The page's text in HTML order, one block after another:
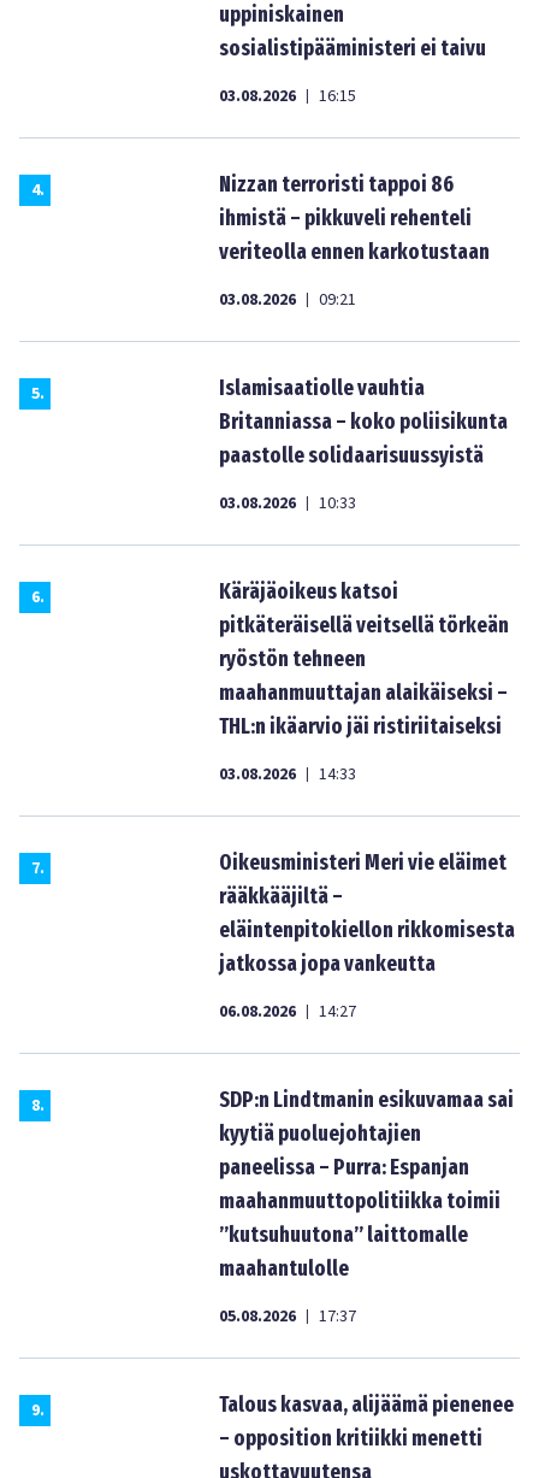
uppiniskainen
sosialistipääministeri ei taivu
03.08.2026 | 16:15
4.
Nizzan terroristi tappoi 86
ihmistä – pikkuveli rehenteli
veriteolla ennen karkotustaan
03.08.2026 | 09:21
5.
Islamisaatiolle vauhtia
Britanniassa – koko poliisikunta
paastolle solidaarisuussyistä
03.08.2026 | 10:33
6.
Käräjäoikeus katsoi
pitkäteräisellä veitsellä törkeän
ryöstön tehneen
maahanmuuttajan alaikäiseksi –
THL:n ikäarvio jäi ristiriitaiseksi
03.08.2026 | 14:33
7.
Oikeusministeri Meri vie eläimet
rääkkääjiltä –
eläintenpitokiellon rikkomisesta
jatkossa jopa vankeutta
06.08.2026 | 14:27
8.
SDP:n Lindtmanin esikuvamaa sai
kyytiä puoluejohtajien
paneelissa – Purra: Espanjan
maahanmuuttopolitiikka toimii
”kutsuhuutona” laittomalle
maahantulolle
05.08.2026 | 17:37
9.
Talous kasvaa, alijäämä pienenee
– opposition kritiikki menetti
uskottavuutensa